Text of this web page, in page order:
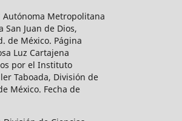
Autónoma Metropolitana
Juan de Dios,
de México. Página
Luz Cartajena
por el Instituto
Taboada, División de
México. Fecha de